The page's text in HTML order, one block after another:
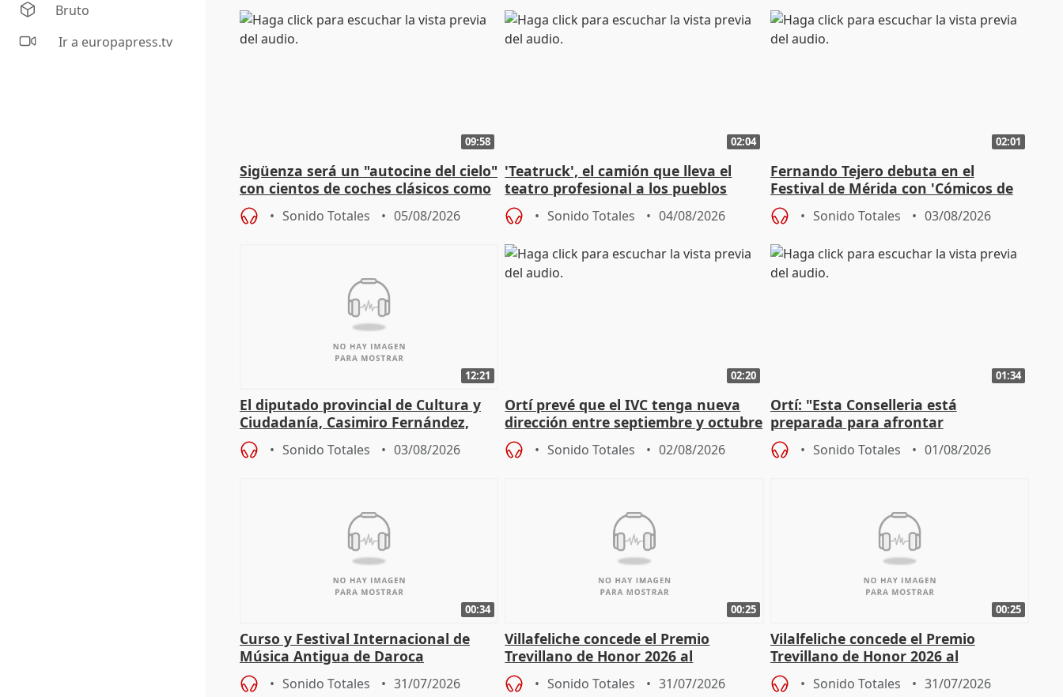
Bruto
Ir a europapress.tv
09:58
Sigüenza será un "autocine del cielo"
con cientos de coches clásicos como
espectadores
Sonido Totales 05/08/2026
02:04
'Teatruck', el camión que lleva el
teatro profesional a los pueblos
extremeños
Sonido Totales 04/08/2026
02:01
Fernando Tejero debuta en el
Festival de Mérida con 'Cómicos de
Roma': "Strabo me ha escogido"
Sonido Totales 03/08/2026
12:21
El diputado provincial de Cultura y
Ciudadanía, Casimiro Fernández,
sobre el balance de entradas
Sonido Totales 03/08/2026
02:20
Ortí prevé que el IVC tenga nueva
dirección entre septiembre y octubre
Sonido Totales 02/08/2026
01:34
Ortí: "Esta Conselleria está
preparada para afrontar
absolutamente todos los escenarios"
Sonido Totales 01/08/2026
00:34
Curso y Festival Internacional de
Música Antigua de Daroca
Sonido Totales 31/07/2026
00:25
Villafeliche concede el Premio
Trevillano de Honor 2026 al
periodista Xabier Fortes
Sonido Totales 31/07/2026
00:25
Vilalfeliche concede el Premio
Trevillano de Honor 2026 al
periodista Xabier Fortes
Sonido Totales 31/07/2026